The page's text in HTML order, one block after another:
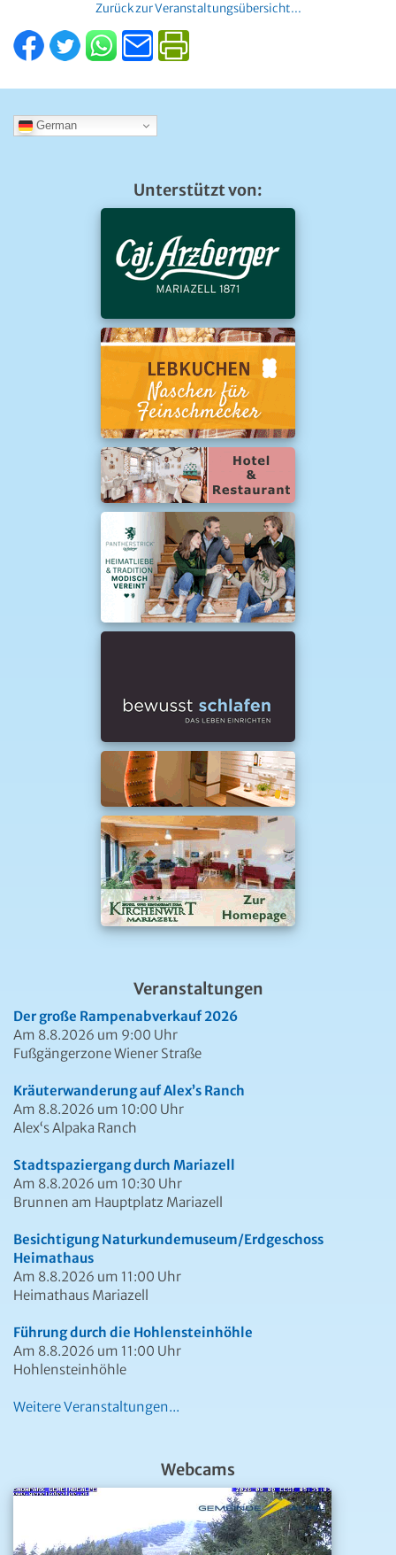
Zurück zur Veranstaltungsübersicht...
German
Unterstützt von:
Veranstaltungen
Der große Rampenabverkauf 2026
Am 8.8.2026 um 9:00 Uhr
Fußgängerzone Wiener Straße
Kräuterwanderung auf Alex’s Ranch
Am 8.8.2026 um 10:00 Uhr
Alex‘s Alpaka Ranch
Stadtspaziergang durch Mariazell
Am 8.8.2026 um 10:30 Uhr
Brunnen am Hauptplatz Mariazell
Besichtigung Naturkundemuseum/Erdgeschoss
Heimathaus
Am 8.8.2026 um 11:00 Uhr
Heimathaus Mariazell
Führung durch die Hohlensteinhöhle
Am 8.8.2026 um 11:00 Uhr
Hohlensteinhöhle
Weitere Veranstaltungen...
Webcams